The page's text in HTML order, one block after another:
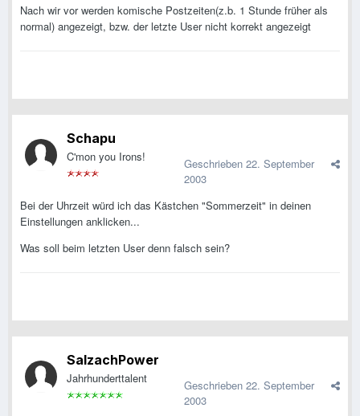
Nach wir vor werden komische Postzeiten(z.b. 1 Stunde früher als
normal) angezeigt, bzw. der letzte User nicht korrekt angezeigt
Schapu
C'mon you Irons! Geschrieben 22. September
2003
Bei der Uhrzeit würd ich das Kästchen "Sommerzeit" in deinen
Einstellungen anklicken...
Was soll beim letzten User denn falsch sein?
SalzachPower
Jahrhunderttalent Geschrieben 22. September
2003